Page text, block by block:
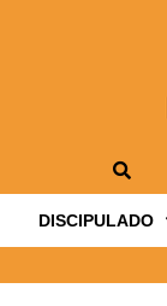
DISCIPULADO